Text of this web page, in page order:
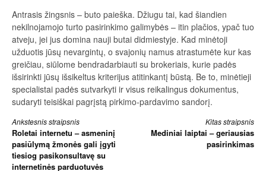
Antrasis žingsnis – buto paieška. Džiugu tai, kad šiandien
nekilnojamojo turto pasirinkimo galimybės – itin plačios, ypač tuo
atveju, jei jus domina nauji butai didmiestyje. Kad minėtoji
užduotis jūsų nevargintų, o svajonių namus atrastumėte kur kas
greičiau, siūlome bendradarbiauti su brokeriais, kurie padės
išsirinkti jūsų išsikeltus kriterijus atitinkantį būstą. Be to, minėtieji
specialistai padės sutvarkyti ir visus reikalingus dokumentus,
sudaryti teisiškai pagrįstą pirkimo-pardavimo sandorį.
Skaityti
toliau
Ankstesnis straipsnis
Roletai internetu – asmeninį
pasiūlymą žmonės gali įgyti
tiesiog pasikonsultavę su
internetinės parduotuvės
Kitas straipsnis
Mediniai laiptai – geriausias
pasirinkimas